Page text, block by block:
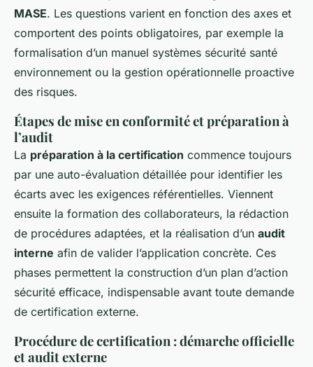
MASE. Les questions varient en fonction des axes et
comportent des points obligatoires, par exemple la
formalisation d’un manuel systèmes sécurité santé
environnement ou la gestion opérationnelle proactive
des risques.
Étapes de mise en conformité et préparation à
l’audit
La préparation à la certification commence toujours
par une auto-évaluation détaillée pour identifier les
écarts avec les exigences référentielles. Viennent
ensuite la formation des collaborateurs, la rédaction
de procédures adaptées, et la réalisation d’un audit
interne afin de valider l’application concrète. Ces
phases permettent la construction d’un plan d’action
sécurité efficace, indispensable avant toute demande
de certification externe.
Procédure de certification : démarche officielle
et audit externe